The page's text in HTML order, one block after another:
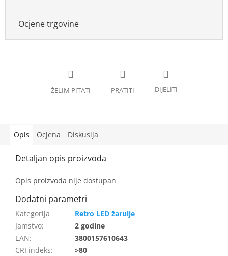
Ocjene trgovine
Opis Ocjena Diskusija
Opis proizvoda nije dostupan
Retro LED žarulje
Jamstvo:
2 godine
EAN:
3800157610643
CRI indeks:
>80